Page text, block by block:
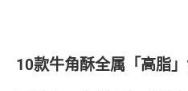
10款牛角酥全属「高脂